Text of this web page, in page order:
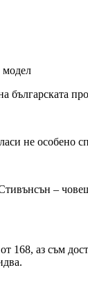
модел
българската
не особено
–
168, аз съм